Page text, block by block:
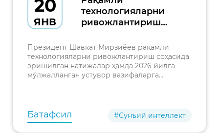
20
ЯНВ
технологияларни
ривожлантириш
вазифалар кўриб
чиқилди
Президент Шавкат Мирзиёев рақамли
технологияларни ривожлантириш соҳасида
эришилган натижалар ҳамда 2026 йилга
мўлжалланган устувор вазифаларга
Батафсил #Сунъий интеллект